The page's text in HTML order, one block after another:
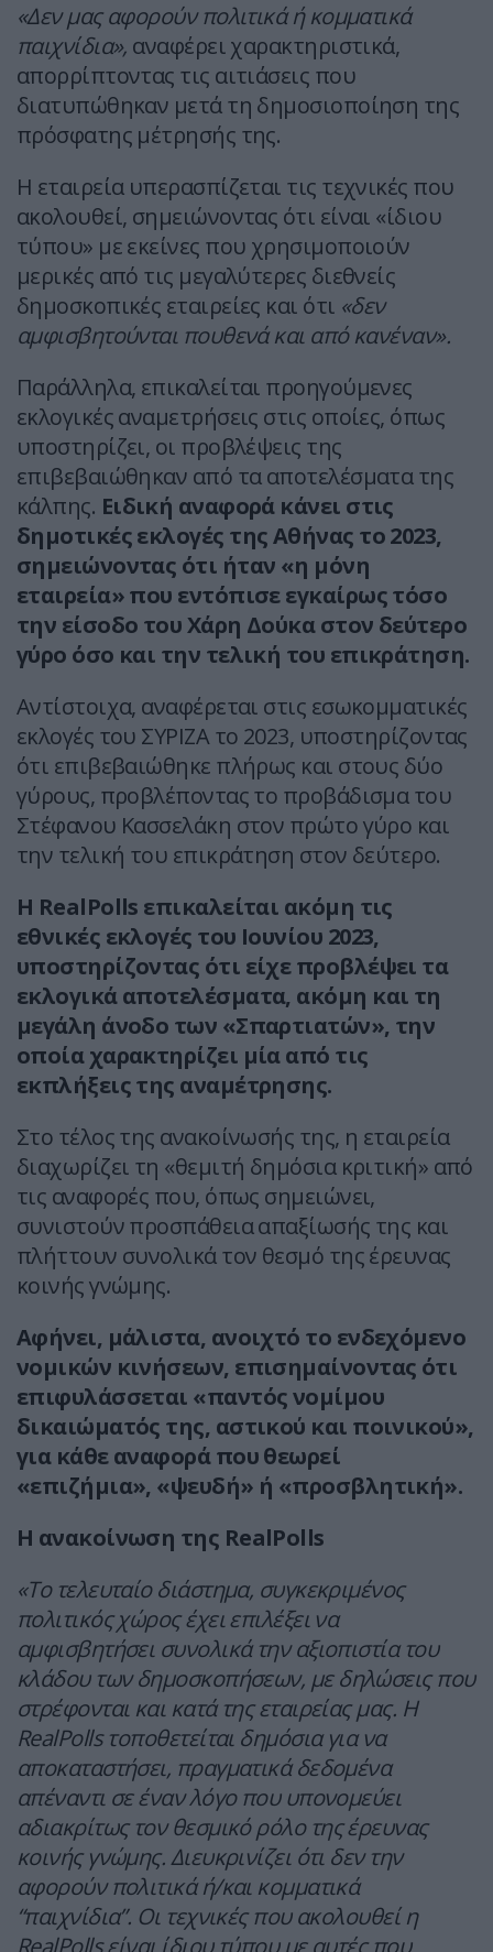
«Δεν μας αφορούν πολιτικά ή κομματικά
παιχνίδια», αναφέρει χαρακτηριστικά,
απορρίπτοντας τις αιτιάσεις που
διατυπώθηκαν μετά τη δημοσιοποίηση της
πρόσφατης μέτρησής της.
Η εταιρεία υπερασπίζεται τις τεχνικές που
ακολουθεί, σημειώνοντας ότι είναι «ίδιου
τύπου» με εκείνες που χρησιμοποιούν
μερικές από τις μεγαλύτερες διεθνείς
δημοσκοπικές εταιρείες και ότι «δεν
αμφισβητούνται πουθενά και από κανέναν».
Παράλληλα, επικαλείται προηγούμενες
εκλογικές αναμετρήσεις στις οποίες, όπως
υποστηρίζει, οι προβλέψεις της
επιβεβαιώθηκαν από τα αποτελέσματα της
κάλπης. Ειδική αναφορά κάνει στις
δημοτικές εκλογές της Αθήνας το 2023,
σημειώνοντας ότι ήταν «η μόνη
εταιρεία» που εντόπισε εγκαίρως τόσο
την είσοδο του Χάρη Δούκα στον δεύτερο
γύρο όσο και την τελική του επικράτηση.
Αντίστοιχα, αναφέρεται στις εσωκομματικές
εκλογές του ΣΥΡΙΖΑ το 2023, υποστηρίζοντας
ότι επιβεβαιώθηκε πλήρως και στους δύο
γύρους, προβλέποντας το προβάδισμα του
Στέφανου Κασσελάκη στον πρώτο γύρο και
την τελική του επικράτηση στον δεύτερο.
Η RealPolls επικαλείται ακόμη τις
εθνικές εκλογές του Ιουνίου 2023,
υποστηρίζοντας ότι είχε προβλέψει τα
εκλογικά αποτελέσματα, ακόμη και τη
μεγάλη άνοδο των «Σπαρτιατών», την
οποία χαρακτηρίζει μία από τις
εκπλήξεις της αναμέτρησης.
Στο τέλος της ανακοίνωσής της, η εταιρεία
διαχωρίζει τη «θεμιτή δημόσια κριτική» από
τις αναφορές που, όπως σημειώνει,
συνιστούν προσπάθεια απαξίωσής της και
πλήττουν συνολικά τον θεσμό της έρευνας
κοινής γνώμης.
Αφήνει, μάλιστα, ανοιχτό το ενδεχόμενο
νομικών κινήσεων, επισημαίνοντας ότι
επιφυλάσσεται «παντός νομίμου
δικαιώματός της, αστικού και ποινικού»,
για κάθε αναφορά που θεωρεί
«επιζήμια», «ψευδή» ή «προσβλητική».
Η ανακοίνωση της RealPolls
«Το τελευταίο διάστημα, συγκεκριμένος
πολιτικός χώρος έχει επιλέξει να
αμφισβητήσει συνολικά την αξιοπιστία του
κλάδου των δημοσκοπήσεων, με δηλώσεις που
στρέφονται και κατά της εταιρείας μας. Η
RealPolls τοποθετείται δημόσια για να
αποκαταστήσει, πραγματικά δεδομένα
απέναντι σε έναν λόγο που υπονομεύει
αδιακρίτως τον θεσμικό ρόλο της έρευνας
κοινής γνώμης. Διευκρινίζει ότι δεν την
αφορούν πολιτικά ή/και κομματικά
“παιχνίδια”. Οι τεχνικές που ακολουθεί η